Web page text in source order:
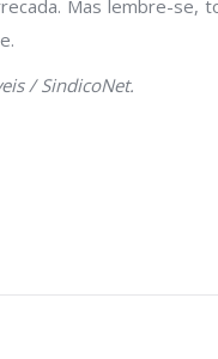
Mas lembre-se,
/ SindicoNet.